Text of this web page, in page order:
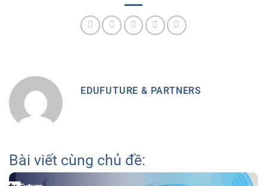
EDUFUTURE & PARTNERS
Bài viết cùng chủ đề: